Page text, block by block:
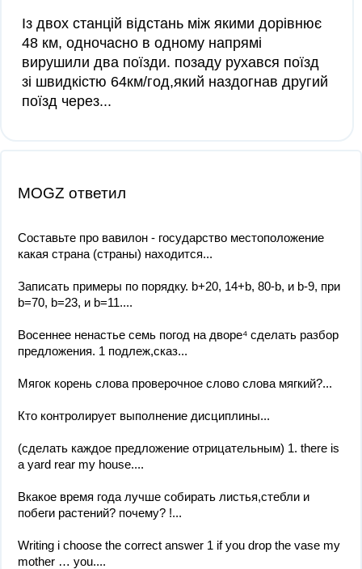
Із двох станцій відстань між якими дорівнює
48 км, одночасно в одному напрямі
вирушили два поїзди. позаду рухався поїзд
зі швидкістю 64км/год,який наздогнав другий
поїзд через...
MOGZ ответил
Составьте про вавилон - государство местоположение
какая страна (страны) находится...
Записать примеры по порядку. b+20, 14+b, 80-b, и b-9, при
b=70, b=23, и b=11....
Восеннее ненастье семь погод на дворе⁴ сделать разбор
предложения. 1 подлеж,сказ...
Мягок корень слова проверочное слово слова мягкий?...
Кто контролирует выполнение дисциплины...
(сделать каждое предложение отрицательным) 1. there is
a yard rear my house....
Вкакое время года лучше собирать листья,стебли и
побеги растений? почему? !...
Writing i choose the correct answer 1 if you drop the vase my
mother … you....